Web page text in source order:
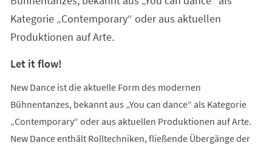
Kategorie „Contemporary“ oder aus aktuellen
Produktionen auf Arte.
Let it flow!
New Dance ist die aktuelle Form des modernen
Bühnentanzes, bekannt aus „You can dance“ als Kategorie
„Contemporary“ oder aus aktuellen Produktionen auf Arte.
New Dance enthält Rolltechniken, fließende Übergänge der